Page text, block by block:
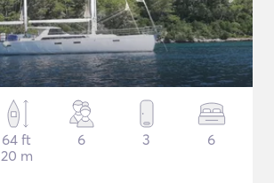
64 ft
20 m
6 3 6